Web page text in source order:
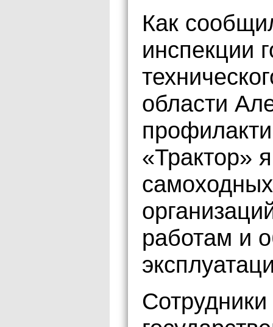
Как
инспекции
области
«Трактор»
работам и